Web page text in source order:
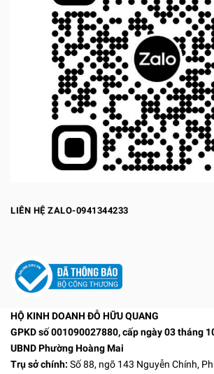
LIÊN HỆ ZALO-0941344233
HỘ KINH DOANH ĐỖ HỮU QUANG
GPKD số 001090027880, cấp ngày 03 tháng
UBND Phường Hoàng Mai
Trụ sở chính: Số 88, ngõ 143 Nguyễn Chính,